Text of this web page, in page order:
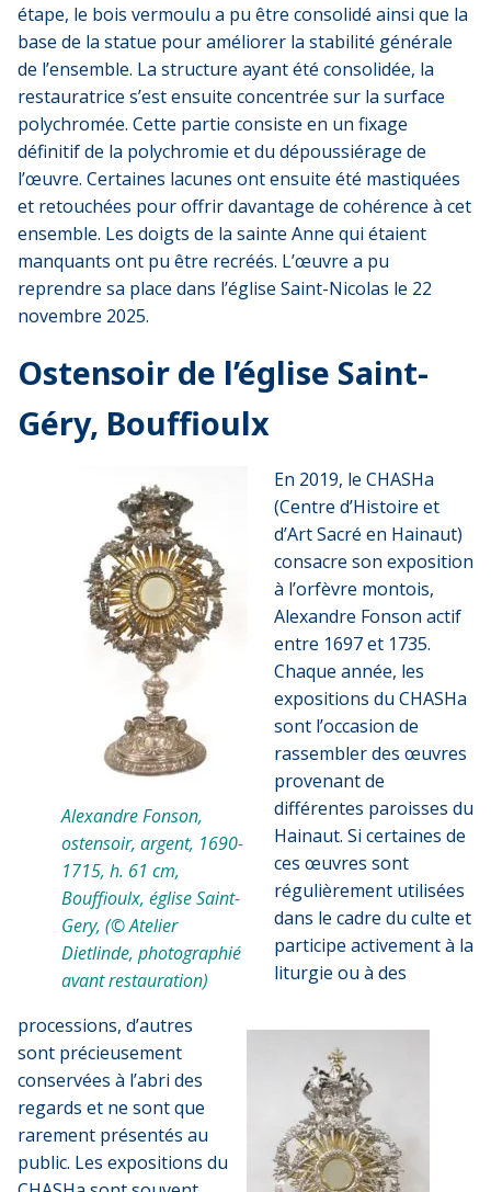
étape, le bois vermoulu a pu être consolidé ainsi que la
base de la statue pour améliorer la stabilité générale
de l’ensemble. La structure ayant été consolidée, la
restauratrice s’est ensuite concentrée sur la surface
polychromée. Cette partie consiste en un fixage
définitif de la polychromie et du dépoussiérage de
l’œuvre. Certaines lacunes ont ensuite été mastiquées
et retouchées pour offrir davantage de cohérence à cet
ensemble. Les doigts de la sainte Anne qui étaient
manquants ont pu être recréés. L’œuvre a pu
reprendre sa place dans l’église Saint-Nicolas le 22
novembre 2025.
Ostensoir de l’église Saint-
Géry, Bouffioulx
Alexandre Fonson,
ostensoir, argent, 1690-
1715, h. 61 cm,
Bouffioulx, église Saint-
Gery, (© Atelier
Dietlinde, photographié
avant restauration)
En 2019, le CHASHa
(Centre d’Histoire et
d’Art Sacré en Hainaut)
consacre son exposition
à l’orfèvre montois,
Alexandre Fonson actif
entre 1697 et 1735.
Chaque année, les
expositions du CHASHa
sont l’occasion de
rassembler des œuvres
provenant de
différentes paroisses du
Hainaut. Si certaines de
ces œuvres sont
régulièrement utilisées
dans le cadre du culte et
participe activement à la
liturgie ou à des
processions, d’autres
sont précieusement
conservées à l’abri des
regards et ne sont que
rarement présentés au
public. Les expositions du